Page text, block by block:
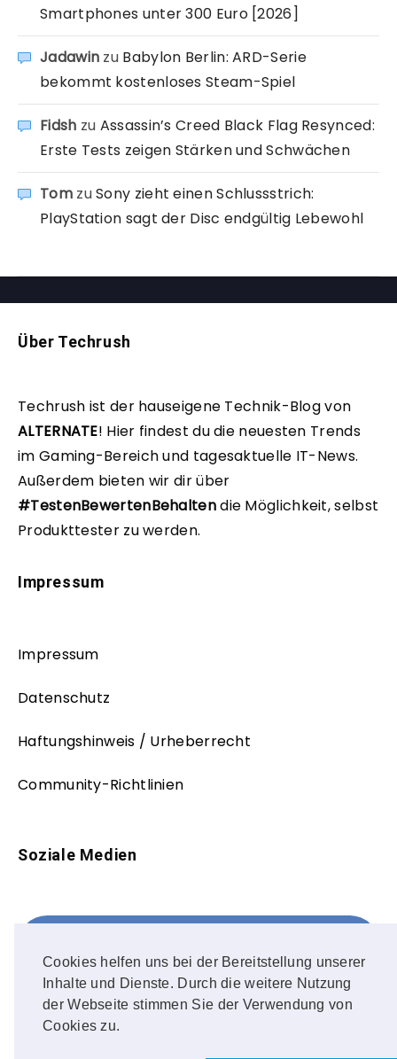
Cookies helfen uns bei der Bereitstellung unserer
Inhalte und Dienste. Durch die weitere Nutzung
der Webseite stimmen Sie der Verwendung von
Cookies zu.
Smartphones unter 300 Euro [2026]
Jadawin zu Babylon Berlin: ARD-Serie
bekommt kostenloses Steam-Spiel
Fidsh zu Assassin’s Creed Black Flag Resynced:
Erste Tests zeigen Stärken und Schwächen
TomzuSony zieht einen Schlussstrich:
PlayStation sagt der Disc endgültig Lebewohl
Über Techrush
Techrush ist der hauseigene Technik-Blog von
ALTERNATE! Hier findest du die neuesten Trends
im Gaming-Bereich und tagesaktuelle IT-News.
Außerdem bieten wir dir über
#TestenBewertenBehaltendie Möglichkeit, selbst
Produkttester zu werden.
Impressum
Impressum
Datenschutz
Haftungshinweis / Urheberrecht
Community-Richtlinien
Soziale Medien
FOLLOW ME!
Instagram
OUR PHOTOS!